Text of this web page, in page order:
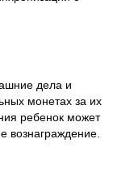
дела и
монетах за их
ребенок может
вознаграждение.